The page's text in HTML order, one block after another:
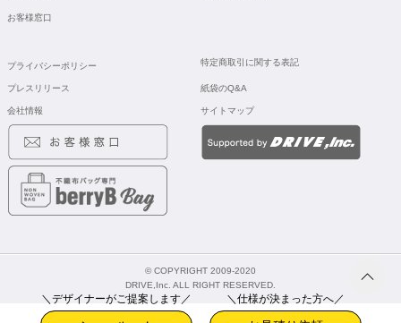
＼デザイナーがご提案します／ ＼仕様が決まった方へ／
お客様窓口
プライバシーポリシー 特定商取引に関する表記
プレスリリース 紙袋のQ&A
会社情報 サイトマップ
© COPYRIGHT 2009-2020
DRIVE,Inc. ALL RIGHT RESERVED.